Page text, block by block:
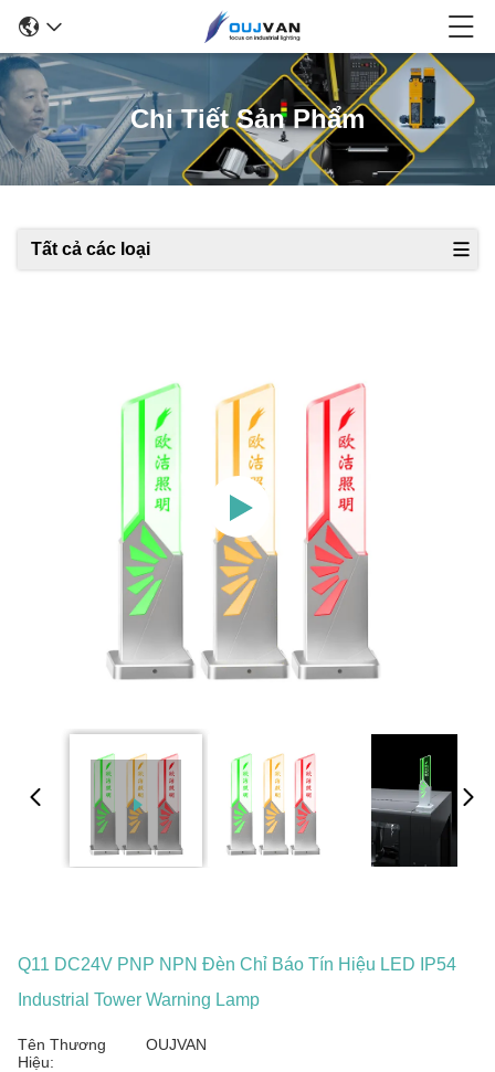
Chi Tiết Sản Phẩm
Tất cả các loại
Q11 DC24V PNP NPN Đèn Chỉ Báo Tín Hiệu LED IP54
Industrial Tower Warning Lamp
Tên Thương
Hiệu:
OUJVAN